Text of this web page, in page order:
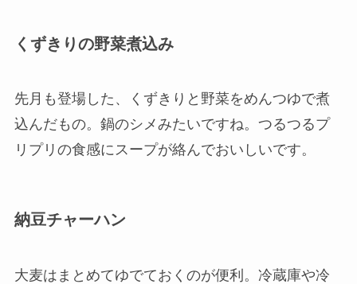
くずきりの野菜煮込み
先月も登場した、くずきりと野菜をめんつゆで煮
込んだもの。鍋のシメみたいですね。つるつるプ
リプリの食感にスープが絡んでおいしいです。
納豆チャーハン
大麦はまとめてゆでておくのが便利。冷蔵庫や冷